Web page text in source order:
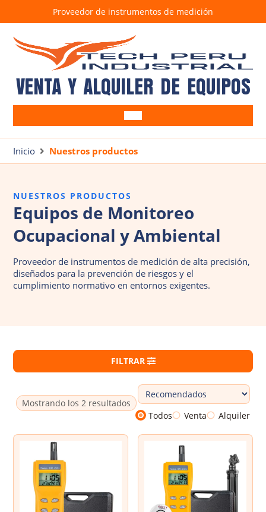
Proveedor de instrumentos de medición
VENTA Y ALQUILER DE EQUIPOS
Alcoholímetros
Anemómetros
Detectores de gases
Luxómetros
Medidores de estrés térmico
Dosímetros de ruido
Termohigrómetros
Equipos Ambientales
Barrenos
Correntómetros
Tren de muestreo isocinético TM100D7G
Estación Meteorológica
Pluviómetro
Inicio Nuestros productos
NUESTROS PRODUCTOS
Equipos de Monitoreo
Ocupacional y Ambiental
Proveedor de instrumentos de medición de alta precisión,
diseñados para la prevención de riesgos y el
cumplimiento normativo en entornos exigentes.
FILTRAR
Mostrando los 2 resultados
Todos
Venta Alquiler